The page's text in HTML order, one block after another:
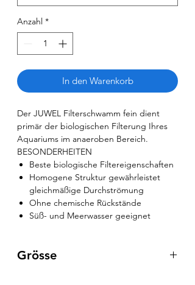
Anzahl *
In den Warenkorb
Der JUWEL Filterschwamm fein dient
primär der biologischen Filterung Ihres
Aquariums im anaeroben Bereich.
BESONDERHEITEN
Beste biologische Filtereigenschaften
Homogene Struktur gewährleistet
gleichmäßige Durchströmung
Ohne chemische Rückstände
Süß- und Meerwasser geeignet
Grösse